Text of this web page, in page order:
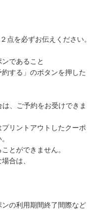
点を必ずお伝えください。
であること
する」のボタンを押した
、ご予約をお受けできま
リントアウトしたクーポ
とができません。
合は、
の利用期間終了間際など